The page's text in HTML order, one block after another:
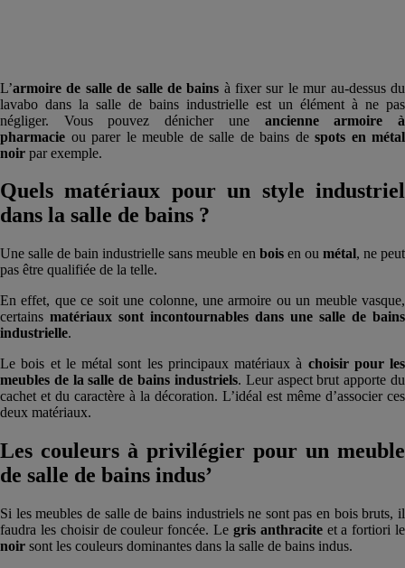
L’armoire de salle de salle de bains à fixer sur le mur au-dessus du
lavabo dans la salle de bains industrielle est un élément à ne pas
négliger. Vous pouvez dénicher une ancienne armoire à
pharmacie ou parer le meuble de salle de bains de spots en métal
noir par exemple.
Quels matériaux pour un style industriel
dans la salle de bains ?
Une salle de bain industrielle sans meuble en boisen ou métal, ne peut
pas être qualifiée de la telle.
En effet, que ce soit une colonne, une armoire ou un meuble vasque,
certains matériaux sont incontournables dans une salle de bains
industrielle.
Le bois et le métal sont les principaux matériaux à choisir pour les
meubles de la salle de bains industriels. Leur aspect brut apporte du
cachet et du caractère à la décoration. L’idéal est même d’associer ces
deux matériaux.
Les couleurs à privilégier pour un meuble
de salle de bains indus’
Si les meubles de salle de bains industriels ne sont pas en bois bruts, il
faudra les choisir de couleur foncée. Le gris anthraciteet a fortiori le
noir sont les couleurs dominantes dans la salle de bains indus.